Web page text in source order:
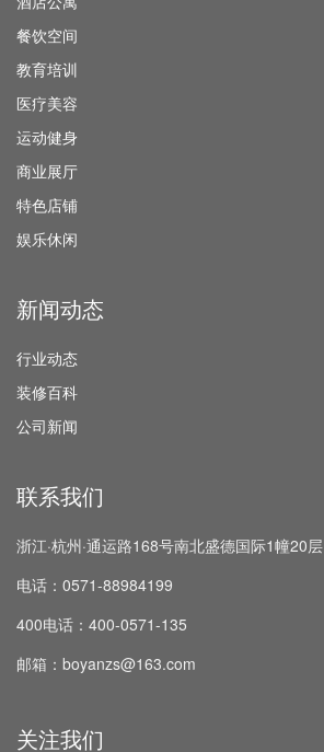
餐饮空间
教育培训
医疗美容
运动健身
商业展厅
特色店铺
娱乐休闲
新闻动态
行业动态
装修百科
公司新闻
联系我们
浙江·杭州·通运路168号南北盛德国际1幢20层
电话：0571-88984199
400电话：400-0571-135
邮箱：boyanzs@163.com
关注我们